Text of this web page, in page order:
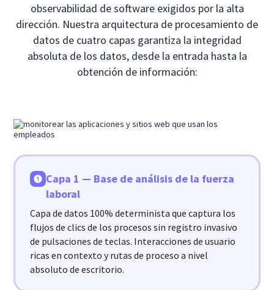
observabilidad de software exigidos por la alta
dirección. Nuestra arquitectura de procesamiento de
datos de cuatro capas garantiza la integridad
absoluta de los datos, desde la entrada hasta la
obtención de información:
Capa 1 — Base de análisis de la fuerza
laboral
Capa de datos 100% determinista que captura los
flujos de clics de los procesos sin registro invasivo
de pulsaciones de teclas. Interacciones de usuario
ricas en contexto y rutas de proceso a nivel
absoluto de escritorio.